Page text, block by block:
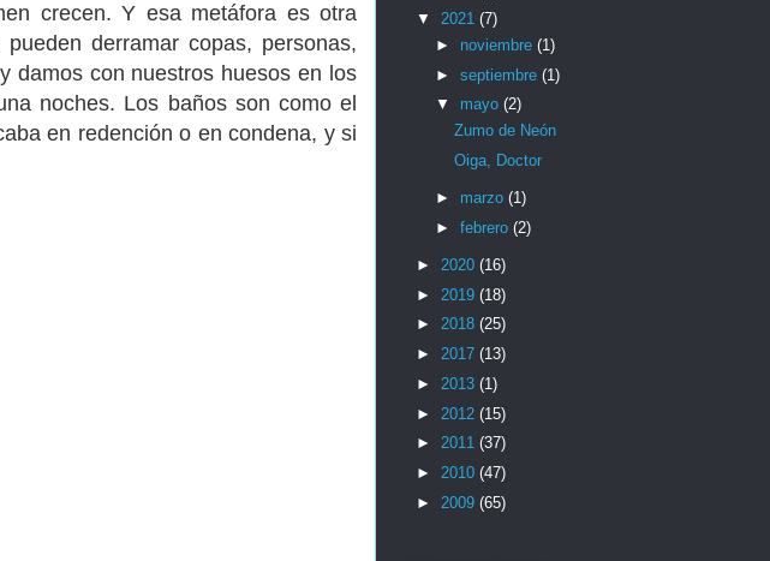
crecen. Y esa metáfora es otra
derramar copas, personas,
damos con nuestros huesos en los
noches. Los baños son como el
en redención o en condena, y si
▼ 2021 (7)
► noviembre (1)
► septiembre (1)
▼ mayo (2)
Zumo de Neón
Oiga, Doctor
► marzo (1)
► febrero (2)
► 2020 (16)
► 2019 (18)
► 2018 (25)
► 2017 (13)
► 2013 (1)
► 2012 (15)
► 2011 (37)
► 2010 (47)
► 2009 (65)